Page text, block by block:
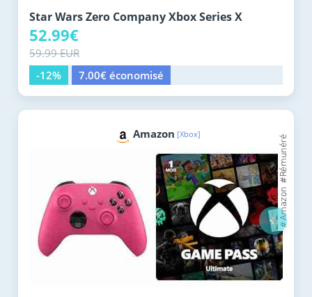
Star Wars Zero Company Xbox Series X
52.99€
59.99 EUR
-12%
7.00€ économisé
Amazon [Xbox]
+